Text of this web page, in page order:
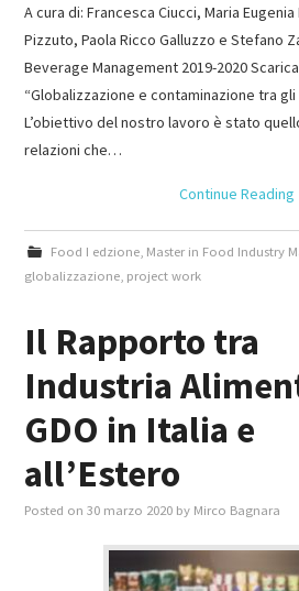
A cura di: Francesca Ciucci, Maria Eugenia
Pizzuto, Paola Ricco Galluzzo e Stefano
Beverage Management 2019-2020
“Globalizzazione e contaminazione tra
L’obiettivo del nostro lavoro è stato
relazioni che…
Continue Reading
Food I edzione, Master in Food Industry
globalizzazione project work
Il Rapporto tra
Industria
GDO in Italia e
all’Estero
Posted on30 marzo 2020 by Mirco Bagnara